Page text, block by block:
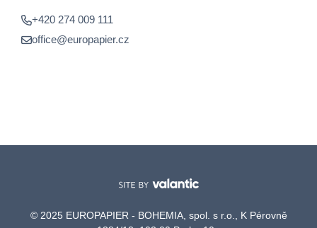
+420 274 009 111
office@europapier.cz
© 2025 EUROPAPIER - BOHEMIA, spol. s r.o., K Pérovně